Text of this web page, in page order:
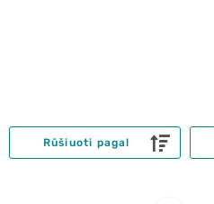
Rūšiuoti pagal